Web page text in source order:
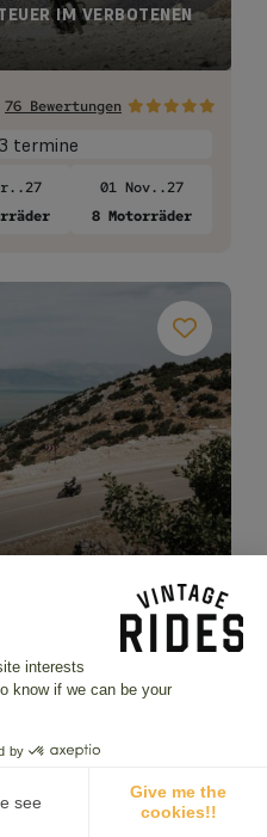
IM VERBOTENEN
76 Bewertungen
termine
01 Nov..27
8 Motorräder
Bewertungen
termine
25 Apr..27
interests
know if we can be your
by
see
Give me the
cookies!!